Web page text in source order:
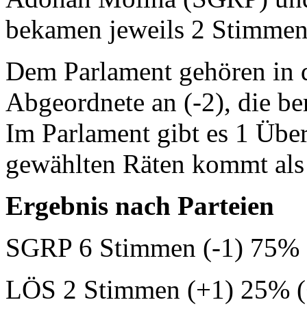
bekamen jeweils 2
Dem Parlament gehören
Abgeordnete an (-2), die
Im Parlament gibt es 1
gewählten Räten kommt
Ergebnis nach Parteien
SGRP 6 Stimmen (-1)
LÖS 2 Stimmen (+1) 25%